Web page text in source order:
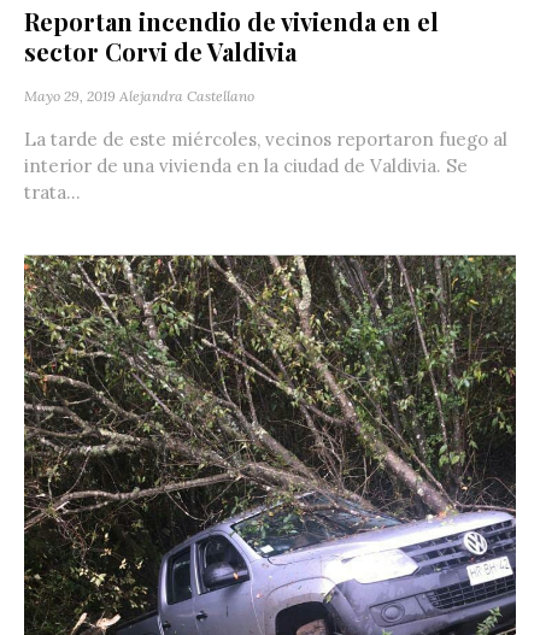
Reportan incendio de vivienda en el
sector Corvi de Valdivia
Mayo 29, 2019 Alejandra Castellano
La tarde de este miércoles, vecinos reportaron fuego al
interior de una vivienda en la ciudad de Valdivia. Se
trata...